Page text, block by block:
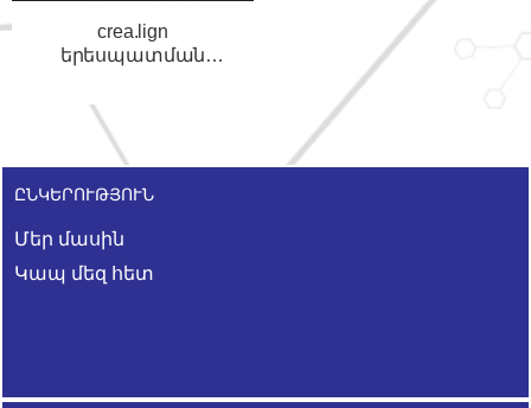
crea.lign
երեսպատման
ԸՆԿԵՐՈՒԹՅՈՒՆ
Մեր մասին
Կապ մեզ հետ